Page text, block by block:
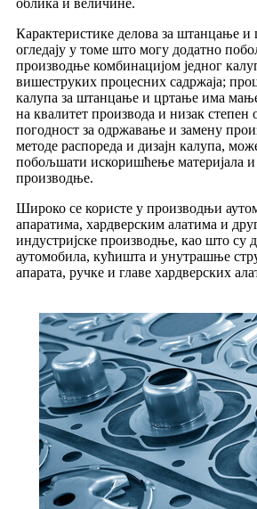
облика и величине.
Карактеристике делова за штанцање и
огледају у томе што могу додатно
производње комбинацијом једног
вишеструких процесних садржаја;
калупа за штанцање и цртање има
на квалитет производа и низак
погодност за одржавање и замену
методе распореда и дизајн калупа,
побољшати искоришћење материјала
производње.
Широко се користе у производњи
апаратима, хардверским алатима и
индустријске производње, као што су
аутомобила, кућишта и унутрашње
апарата, ручке и главе хардверских